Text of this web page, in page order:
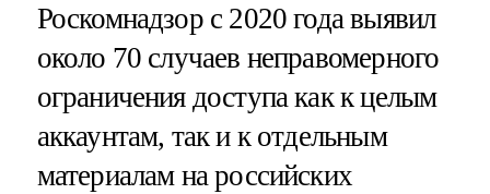
Роскомнадзор с 2020 года выявил
около 70 случаев неправомерного
ограничения доступа как к целым
аккаунтам, так и к отдельным
материалам на российских